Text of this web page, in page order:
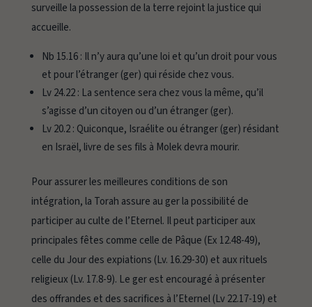
surveille la possession de la terre rejoint la justice qui
accueille.
Nb 15.16 : Il n’y aura qu’une loi et qu’un droit pour vous
et pour l’étranger (ger) qui réside chez vous.
Lv 24.22 : La sentence sera chez vous la même, qu’il
s’agisse d’un citoyen ou d’un étranger (ger).
Lv 20.2 : Quiconque, Israélite ou étranger (ger) résidant
en Israël, livre de ses fils à Molek devra mourir.
Pour assurer les meilleures conditions de son
intégration, la Torah assure au gerla possibilité de
participer au culte de l’Eternel. Il peut participer aux
principales fêtes comme celle de Pâque (Ex 12.48-49),
celle du Jour des expiations (Lv. 16.29-30) et aux rituels
religieux (Lv. 17.8-9). Le gerest encouragé à présenter
des offrandes et des sacrifices à l’Eternel (Lv 22.17-19) et